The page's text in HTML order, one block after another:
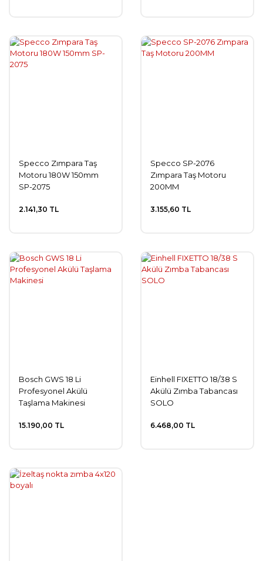
Specco Zımpara Taş
Motoru 180W 150mm
SP-2075
2.141,30 TL
Specco SP-2076
Zımpara Taş Motoru
200MM
3.155,60 TL
Bosch GWS 18 Li
Profesyonel Akülü
Taşlama Makinesi
15.190,00 TL
Einhell FIXETTO 18/38 S
Akülü Zımba Tabancası
SOLO
6.468,00 TL